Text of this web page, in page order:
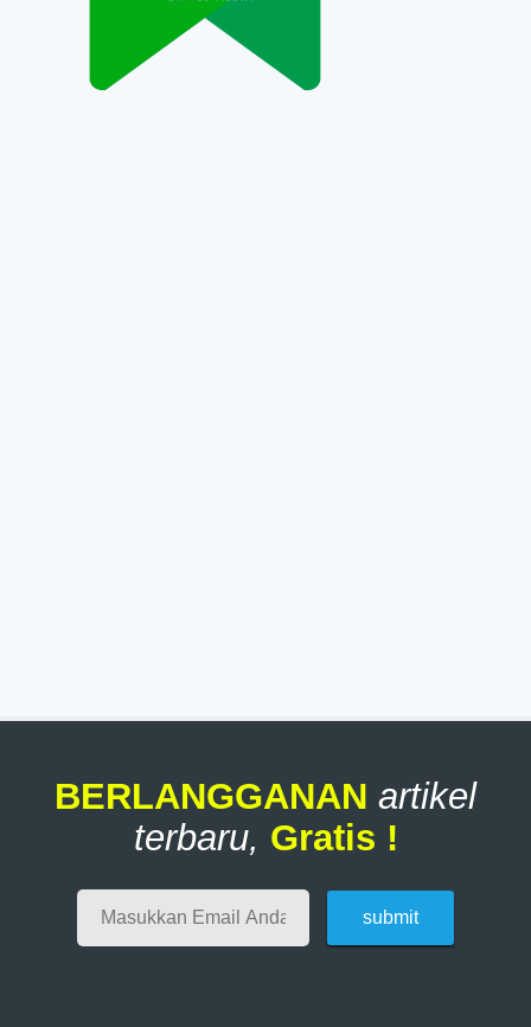
BERLANGGANAN artikel
terbaru, Gratis !